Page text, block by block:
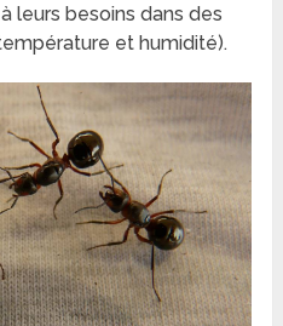
leurs besoins dans des
et humidité).